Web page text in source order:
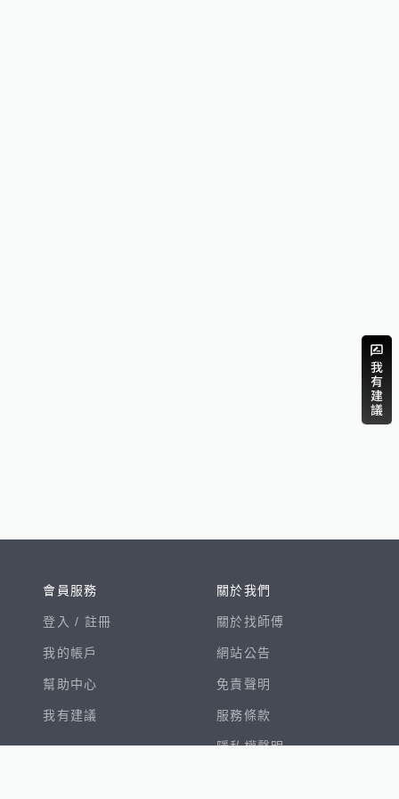
會員服務
登入 / 註冊
我的帳戶
幫助中心
我有建議
關於我們
關於找師傅
網站公告
免責聲明
服務條款
隱私權聲明